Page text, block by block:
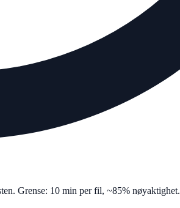
Grense: 10 min per fil, ~85% nøyaktighet.